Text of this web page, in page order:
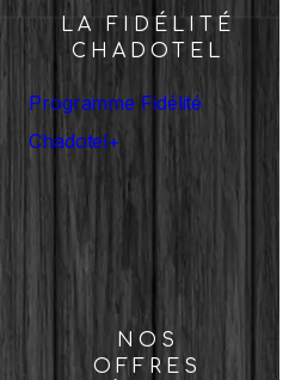
LA FIDÉLITÉ
CHADOTEL
Programme Fidélité
Chadotel+
NOS
OFFRES